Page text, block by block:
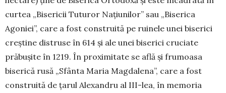
curtea „Bi­sericii Tuturor Naţiunilor” sau „Biserica
Agoniei”, care a fost construită pe ruinele unei biserici
creştine distruse în 614 şi ale unei biserici cruciate
prăbuşite în 1219. În proximitate se află şi frumoasa
biserică rusă „Sfânta Maria Magdalena”, care a fost
cons­tru­ită de ţarul Alexandru al III-lea, în memoria